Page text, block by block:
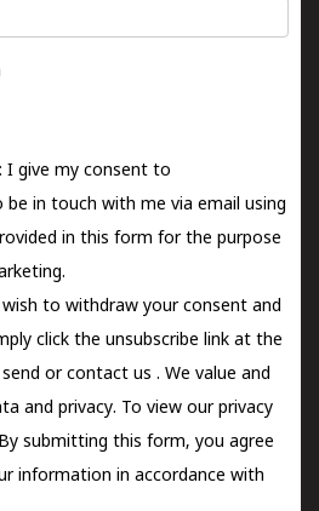
: I give my consent to
in touch with me via email using
in this form for the purpose
to withdraw your consent and
click the unsubscribe link at the
orcontact us . We value and
and privacy. To view our privacy
By submitting this form, you agree
information in accordance with